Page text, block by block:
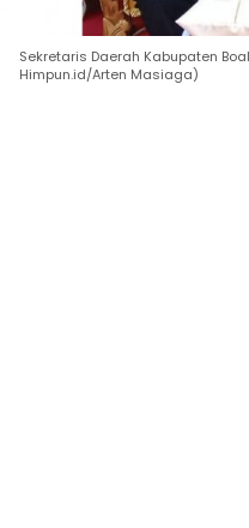
Sekretaris Daerah Kabupaten
Himpun.id/Arten Masiaga)